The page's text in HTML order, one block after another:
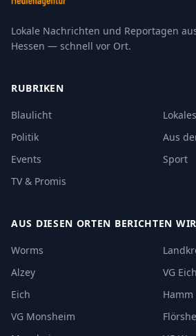
Lokale Nachrichten und Reportagen
Hessen — schnell vor Ort.
RUBRIKEN
Blaulicht
Lokales
Politik
Aus
Events
Sport
TV & Promis
AUS DIESEN ORTEN BERICHTEN WIR
Worms
Alzey
VG Eich
Eich
VG Monsheim